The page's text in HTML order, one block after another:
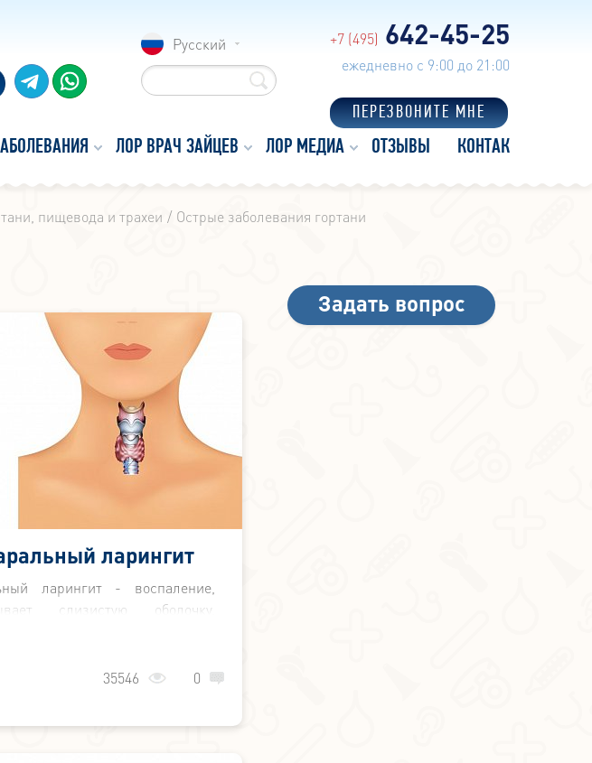
Русский +7 (495) 642-45-25
ежедневно с 9:00 до 21:00
ПЕРЕЗВОНИТЕ МНЕ
ЛОР ВРАЧ ЗАЙЦЕВ ЛОР МЕДИА ОТЗЫВЫ КОНТАКТЫ
пищевода и трахеи Острые заболевания гортани
ларингит
ларингит - воспаление,
слизистую оболочку,
форму воспалительного
35546 0
Задать вопрос